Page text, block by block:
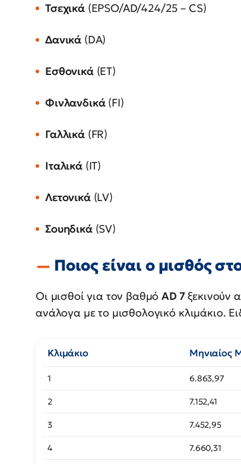
Τσεχικά(EPSO/AD/424/25 – CS)
Δανικά (DA)
Εσθονικά(ET)
Φινλανδικά(FI)
Γαλλικά(FR)
Ιταλικά(IT)
Λετονικά(LV)
Σουηδικά(SV)
Ποιος είναι ο μισθός
Οι μισθοί για τον βαθμόAD 7ξεκινούν
ανάλογα με το μισθολογικό κλιμάκιο.
Κλιμάκιο Μηνιαίος
1 6.863,97
2 7.152,41
3 7.452,95
4 7.660,31